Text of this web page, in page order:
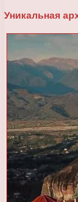
Уникальная